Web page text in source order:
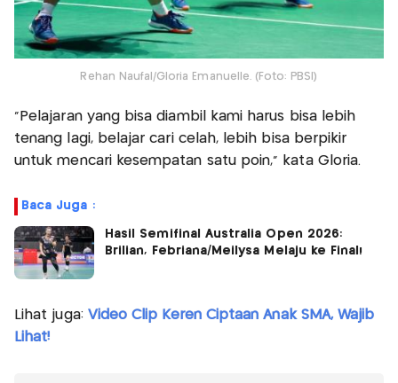
Rehan Naufal/Gloria Emanuelle. (Foto: PBSI)
"Pelajaran yang bisa diambil kami harus bisa lebih
tenang lagi, belajar cari celah, lebih bisa berpikir
untuk mencari kesempatan satu poin," kata Gloria.
Baca Juga :
Hasil Semifinal Australia Open 2026:
Brilian, Febriana/Meilysa Melaju ke Final!
Lihat juga: Video Clip Keren Ciptaan Anak SMA, Wajib
Lihat!